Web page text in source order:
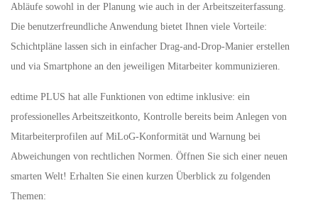
Abläufe sowohl in der Planung wie auch in der Arbeitszeiterfassung.
Die benutzerfreundliche Anwendung bietet Ihnen viele Vorteile:
Schichtpläne lassen sich in einfacher Drag-and-Drop-Manier erstellen
und via Smartphone an den jeweiligen Mitarbeiter kommunizieren.
edtime PLUS hat alle Funktionen von edtime inklusive: ein
professionelles Arbeitszeitkonto, Kontrolle bereits beim Anlegen von
Mitarbeiterprofilen auf MiLoG-Konformität und Warnung bei
Abweichungen von rechtlichen Normen. Öffnen Sie sich einer neuen
smarten Welt! Erhalten Sie einen kurzen Überblick zu folgenden
Themen: